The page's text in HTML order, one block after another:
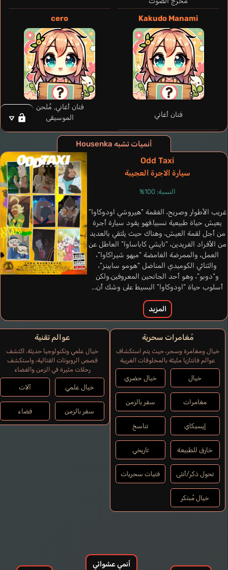
Kakudo Manami
فنان أغاني
cero
فنان أغاني, مُلحن
الموسيقى
Konishi
Nakayama Kouta
Nagata Nana
Mitsushima Hikari
Tsutsumi
Yasumoto Hiroki
أنميات تشبه Housenka
Odd Taxi
سيارة الاجرة العجيبة
النسبة: 100%
غريب الأطوار وصريح، الفقمة “هيروشي اودوكاوا”
يعيش حياة طبيعية نسبيا.فهو يقود سيارة أجرة
من أجل لقمة العيش، وهناك حيث يلتقي بالعديد
من الأفراد الفريدين، “تايشي كاباساوا” العاطل عن
العمل، والممرضة الغامضة “ميهو شيراكاوا”،
والثنائي الكوميدي المناضل “هومو سابينز”،
و“دوبو”، وهو أحد الجانحين المعروفين.ولكن
أسلوب حياة “اودوكاوا” البسيط على وشك أن...
المزيد
مُغامرات سحرية
خيال ومغامرة وسحر، حيث يتم استكشاف
عوالم فانتازيا مليئة بالمخلوقات الغريبة
خيال خيال حضري
مغامرات سفر بالزمن
إيسيكاي تناسخ
خارق للطبيعة تاريخي
تحول ذكر/أنثى فتيات سحريات
خيال مُبتكر
عوالم تقنية
خيال علمي وتكنولوجيا حديثة. اكتشف
قصص الروبوتات القتالية، واستكشف
رحلات مثيرة في الزمن والفضاء
خيال علمي آلات
سفر بالزمن فضاء
أنمي عشوائي